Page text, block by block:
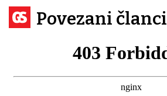
Povezani članci